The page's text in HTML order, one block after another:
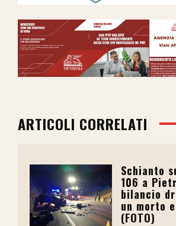
ARTICOLI CORRELATI
Schianto
106 a
bilancio
un morto
(FOTO)